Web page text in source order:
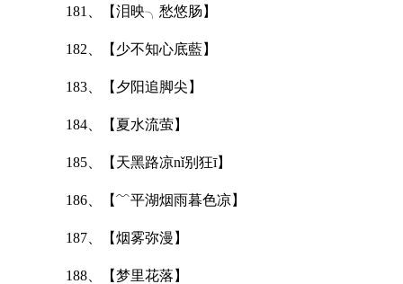
181、【泪映╮愁悠肠】
182、【少不知心底藍】
183、【夕阳追脚尖】
184、【夏水流萤】
185、【天黑路凉nǐ别狂ī】
186、【﹌平湖烟雨暮色凉】
187、【烟雾弥漫】
188、【梦里花落】